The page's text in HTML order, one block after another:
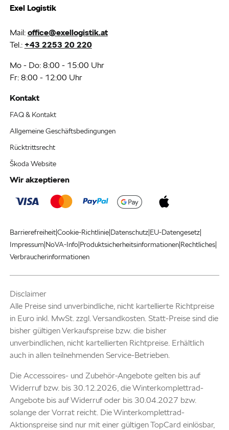
Exel Logistik
Mail: office@exellogistik.at
Tel.: +43 2253 20 220
Mo - Do: 8:00 - 15:00 Uhr
Fr: 8:00 - 12:00 Uhr
Kontakt
FAQ & Kontakt
Allgemeine Geschäftsbedingungen
Rücktrittsrecht
Škoda Website
Wir akzeptieren
Barrierefreiheit|Cookie-Richtlinie|Datenschutz|EU-Datengesetz|
Impressum|NoVA-Info|Produktsicherheitsinformationen|Rechtliches|
Verbraucherinformationen
Disclaimer
Alle Preise sind unverbindliche, nicht kartellierte Richtpreise
in Euro inkl. MwSt. zzgl. Versandkosten. Statt-Preise sind die
bisher gültigen Verkaufspreise bzw. die bisher
unverbindlichen, nicht kartellierten Richtpreise. Erhältlich
auch in allen teilnehmenden Service-Betrieben.
Die Accessoires- und Zubehör-Angebote gelten bis auf
Widerruf bzw. bis 30.12.2026, die Winterkomplettrad-
Angebote bis auf Widerruf oder bis 30.04.2027 bzw.
solange der Vorrat reicht. Die Winterkomplettrad-
Aktionspreise sind nur mit einer gültigen TopCard einlösbar,